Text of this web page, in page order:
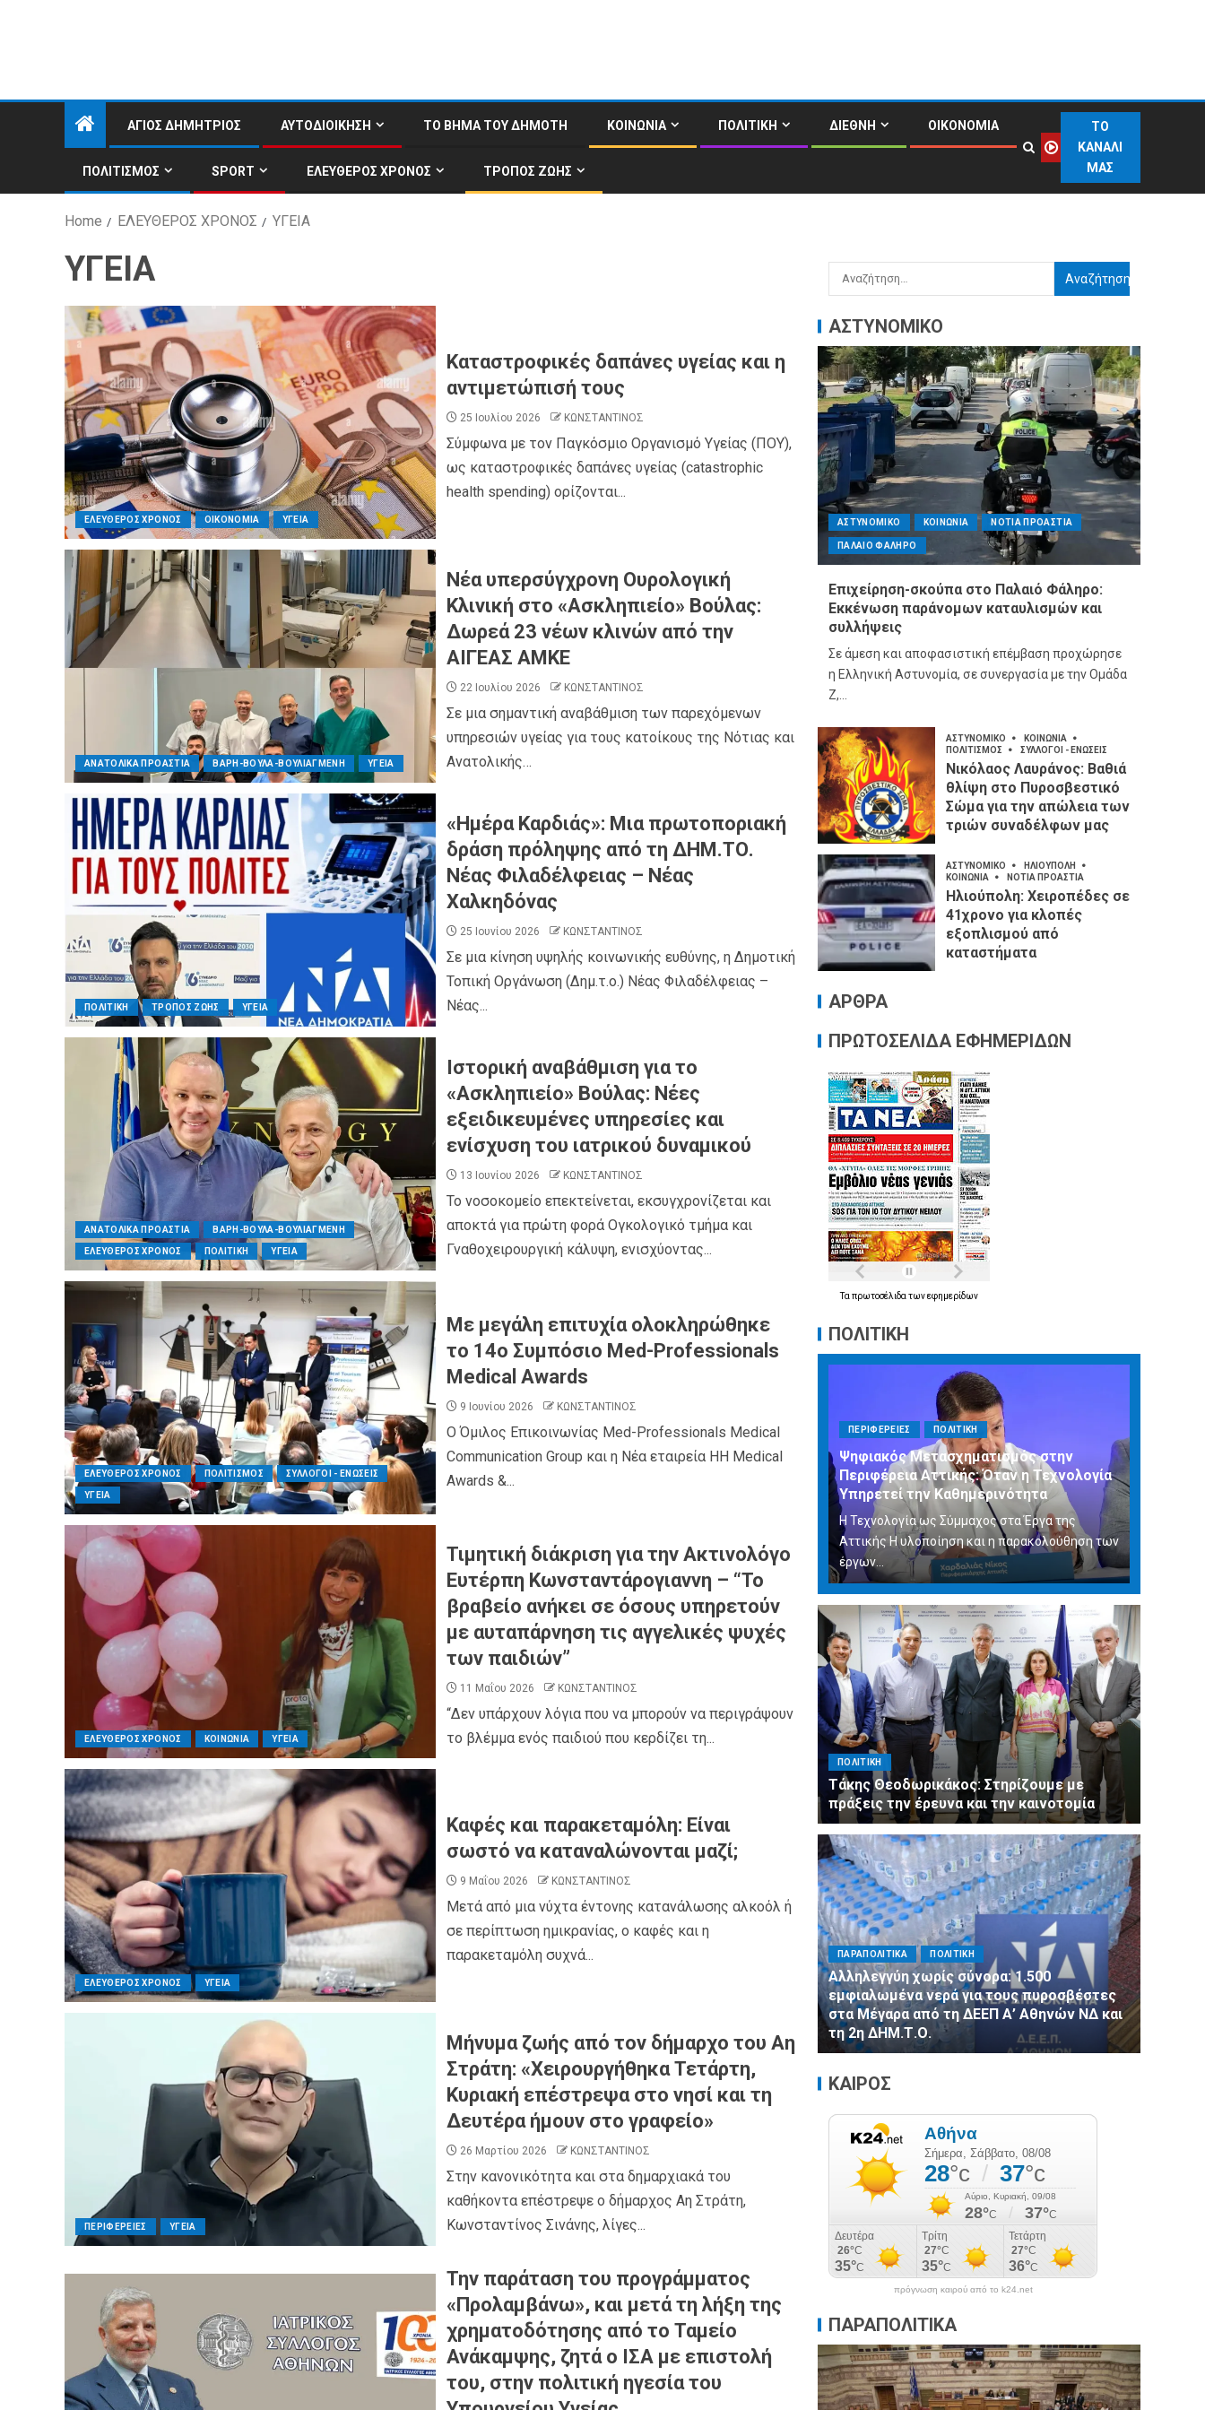
ΑΓΙΟΣ ΔΗΜΗΤΡΙΟΣ ΑΥΤΟΔΙΟΙΚΗΣΗ ΤΟ ΒΗΜΑ ΤΟΥ ΔΗΜΟΤΗ ΚΟΙΝΩΝΙΑ ΠΟΛΙΤΙΚΗ ΔΙΕΘΝΗ ΟΙΚΟΝΟΜΙΑ
ΠΟΛΙΤΙΣΜΟΣ SPORT ΕΛΕΥΘΕΡΟΣ ΧΡΟΝΟΣ ΤΡΟΠΟΣ ΖΩΗΣ
ΤΟ
ΚΑΝΑΛΙ
ΜΑΣ
Home ΕΛΕΥΘΕΡΟΣ ΧΡΟΝΟΣ ΥΓΕΙΑ
ΥΓΕΙΑ
ΕΛΕΥΘΕΡΟΣ ΧΡΟΝΟΣ ΟΙΚΟΝΟΜΙΑ ΥΓΕΙΑ
Καταστροφικές δαπάνες υγείας και η
αντιμετώπισή τους
25 Ιουλίου 2026 ΚΩΝΣΤΑΝΤΙΝΟΣ
Σύμφωνα με τον Παγκόσμιο Οργανισμό Υγείας (ΠΟΥ),
ως καταστροφικές δαπάνες υγείας (catastrophic
health spending) ορίζονται...
ΑΝΑΤΟΛΙΚΑ ΠΡΟΑΣΤΙΑ ΒΑΡΗ-ΒΟΥΛΑ-ΒΟΥΛΙΑΓΜΕΝΗ ΥΓΕΙΑ
Νέα υπερσύγχρονη Ουρολογική
Κλινική στο «Ασκληπιείο» Βούλας:
Δωρεά 23 νέων κλινών από την
ΑΙΓΕΑΣ ΑΜΚΕ
22 Ιουλίου 2026 ΚΩΝΣΤΑΝΤΙΝΟΣ
Σε μια σημαντική αναβάθμιση των παρεχόμενων
υπηρεσιών υγείας για τους κατοίκους της Νότιας και
Ανατολικής…
ΠΟΛΙΤΙΚΗ ΤΡΟΠΟΣ ΖΩΗΣ ΥΓΕΙΑ
«Ημέρα Καρδιάς»: Μια πρωτοποριακή
δράση πρόληψης από τη ΔΗΜ.ΤΟ.
Νέας Φιλαδέλφειας – Νέας
Χαλκηδόνας
25 Ιουνίου 2026 ΚΩΝΣΤΑΝΤΙΝΟΣ
Σε μια κίνηση υψηλής κοινωνικής ευθύνης, η Δημοτική
Τοπική Οργάνωση (Δημ.τ.ο.) Νέας Φιλαδέλφειας –
Νέας...
ΑΝΑΤΟΛΙΚΑ ΠΡΟΑΣΤΙΑ ΒΑΡΗ-ΒΟΥΛΑ-ΒΟΥΛΙΑΓΜΕΝΗ
ΕΛΕΥΘΕΡΟΣ ΧΡΟΝΟΣ ΠΟΛΙΤΙΚΗ ΥΓΕΙΑ
Ιστορική αναβάθμιση για το
«Ασκληπιείο» Βούλας: Νέες
εξειδικευμένες υπηρεσίες και
ενίσχυση του ιατρικού δυναμικού
13 Ιουνίου 2026 ΚΩΝΣΤΑΝΤΙΝΟΣ
Το νοσοκομείο επεκτείνεται, εκσυγχρονίζεται και
αποκτά για πρώτη φορά Ογκολογικό τμήμα και
Γναθοχειρουργική κάλυψη, ενισχύοντας...
ΕΛΕΥΘΕΡΟΣ ΧΡΟΝΟΣ ΠΟΛΙΤΙΣΜΟΣ ΣΥΛΛΟΓΟΙ - ΕΝΩΣΕΙΣ
ΥΓΕΙΑ
Με μεγάλη επιτυχία ολοκληρώθηκε
το 14ο Συμπόσιο Med-Professionals
Medical Awards
9 Ιουνίου 2026 ΚΩΝΣΤΑΝΤΙΝΟΣ
Ο Όμιλος Επικοινωνίας Med-Professionals Medical
Communication Group και η Νέα εταιρεία HH Medical
Awards &...
ΕΛΕΥΘΕΡΟΣ ΧΡΟΝΟΣ ΚΟΙΝΩΝΙΑ ΥΓΕΙΑ
Τιμητική διάκριση για την Ακτινολόγο
Ευτέρπη Κωνσταντάρογιαννη – “Το
βραβείο ανήκει σε όσους υπηρετούν
με αυταπάρνηση τις αγγελικές ψυχές
των παιδιών”
11 Μαΐου 2026 ΚΩΝΣΤΑΝΤΙΝΟΣ
“Δεν υπάρχουν λόγια που να μπορούν να περιγράψουν
το βλέμμα ενός παιδιού που κερδίζει τη...
ΕΛΕΥΘΕΡΟΣ ΧΡΟΝΟΣ ΥΓΕΙΑ
Καφές και παρακεταμόλη: Είναι
σωστό να καταναλώνονται μαζί;
9 Μαΐου 2026 ΚΩΝΣΤΑΝΤΙΝΟΣ
Μετά από μια νύχτα έντονης κατανάλωσης αλκοόλ ή
σε περίπτωση ημικρανίας, ο καφές και η
παρακεταμόλη συχνά...
ΠΕΡΙΦΕΡΕΙΕΣ ΥΓΕΙΑ
Μήνυμα ζωής από τον δήμαρχο του Αη
Στράτη: «Χειρουργήθηκα Τετάρτη,
Κυριακή επέστρεψα στο νησί και τη
Δευτέρα ήμουν στο γραφείο»
26 Μαρτίου 2026 ΚΩΝΣΤΑΝΤΙΝΟΣ
Στην κανονικότητα και στα δημαρχιακά του
καθήκοντα επέστρεψε ο δήμαρχος Αη Στράτη,
Κωνσταντίνος Σινάνης, λίγες...
Την παράταση του προγράμματος
«Προλαμβάνω», και μετά τη λήξη της
χρηματοδότησης από το Ταμείο
Ανάκαμψης, ζητά ο ΙΣΑ με επιστολή
του, στην πολιτική ηγεσία του
ΑΣΤΥΝΟΜΙΚΟ
ΑΣΤΥΝΟΜΙΚΟ ΚΟΙΝΩΝΙΑ ΝΟΤΙΑ ΠΡΟΑΣΤΙΑ
ΠΑΛΑΙΟ ΦΑΛΗΡΟ
Επιχείρηση-σκούπα στο Παλαιό Φάληρο:
Εκκένωση παράνομων καταυλισμών και
συλλήψεις
Σε άμεση και αποφασιστική επέμβαση προχώρησε
η Ελληνική Αστυνομία, σε συνεργασία με την Ομάδα
Ζ,...
ΑΣΤΥΝΟΜΙΚΟ
ΚΟΙΝΩΝΙΑ
ΠΟΛΙΤΙΣΜΟΣ
ΣΥΛΛΟΓΟΙ - ΕΝΩΣΕΙΣ
Νικόλαος Λαυράνος: Βαθιά
θλίψη στο Πυροσβεστικό
Σώμα για την απώλεια των
τριών συναδέλφων μας
ΑΣΤΥΝΟΜΙΚΟ
ΗΛΙΟΥΠΟΛΗ
ΚΟΙΝΩΝΙΑ
ΝΟΤΙΑ ΠΡΟΑΣΤΙΑ
Ηλιούπολη: Χειροπέδες σε
41χρονο για κλοπές
εξοπλισμού από
καταστήματα
ΑΡΘΡΑ
ΠΡΩΤΟΣΕΛΙΔΑ ΕΦΗΜΕΡΙΔΩΝ
Τα πρωτοσέλιδα τωνεφημερίδων
ΠΟΛΙΤΙΚΗ
ΠΕΡΙΦΕΡΕΙΕΣ ΠΟΛΙΤΙΚΗ
Ψηφιακός Μετασχηματισμός στην
Περιφέρεια Αττικής: Όταν η Τεχνολογία
Υπηρετεί την Καθημερινότητα
Η Τεχνολογία ως Σύμμαχος στα Έργα της
Αττικής Η υλοποίηση και η παρακολούθηση των
έργων...
ΠΟΛΙΤΙΚΗ
Τάκης Θεοδωρικάκος: Στηρίζουμε με
πράξεις την έρευνα και την καινοτομία
ΠΑΡΑΠΟΛΙΤΙΚΑ ΠΟΛΙΤΙΚΗ
Αλληλεγγύη χωρίς σύνορα: 1.500
εμφιαλωμένα νερά για τους πυροσβέστες
στα Μέγαρα από τη ΔΕΕΠ Α’ Αθηνών ΝΔ και
τη 2η ΔΗΜ.Τ.Ο.
ΚΑΙΡΟΣ
πρόγνωση καιρού από το k24.net
ΠΑΡΑΠΟΛΙΤΙΚΑ